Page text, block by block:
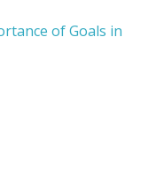
of Goals in